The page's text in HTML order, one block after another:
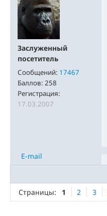
Заслуженный
посетитель
Сообщений: 17467
Баллов: 258
Регистрация:
17.03.2007
E-mail
Страницы: 1 2 3